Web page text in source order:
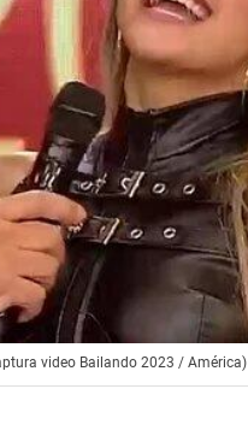
video Bailando 2023 / América)